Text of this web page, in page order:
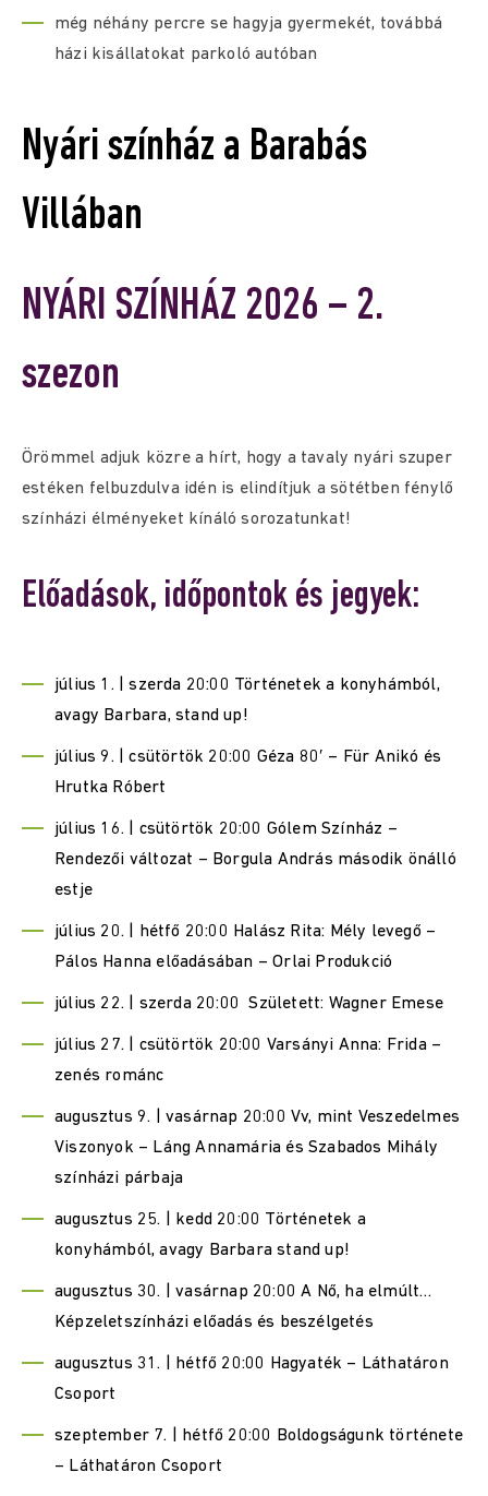
még néhány percre se hagyja gyermekét, továbbá
házi kisállatokat parkoló autóban
Nyári színház a Barabás
Villában
NYÁRI SZÍNHÁZ 2026 – 2.
szezon
Örömmel adjuk közre a hírt, hogy a tavaly nyári szuper
estéken felbuzdulva idén is elindítjuk a sötétben fénylő
színházi élményeket kínáló sorozatunkat!
Előadások, időpontok és jegyek:
július 1. | szerda 20:00 Történetek a konyhámból,
avagy Barbara, stand up!
július 9. | csütörtök 20:00 Géza 80′ – Für Anikó és
Hrutka Róbert
július 16. | csütörtök 20:00 Gólem Színház –
Rendezői változat – Borgula András második önálló
estje
július 20. | hétfő 20:00 Halász Rita: Mély levegő –
Pálos Hanna előadásában – Orlai Produkció
július 22. | szerda 20:00 Született: Wagner Emese
július 27. | csütörtök 20:00 Varsányi Anna: Frida –
zenés románc
augusztus 9. | vasárnap 20:00 Vv, mint Veszedelmes
Viszonyok – Láng Annamária és Szabados Mihály
színházi párbaja
augusztus 25. | kedd 20:00 Történetek a
konyhámból, avagy Barbara stand up!
augusztus 30. | vasárnap 20:00 A Nő, ha elmúlt…
Képzeletszínházi előadás és beszélgetés
augusztus 31. | hétfő 20:00 Hagyaték – Láthatáron
Csoport
szeptember 7. | hétfő 20:00 Boldogságunk története
– Láthatáron Csoport